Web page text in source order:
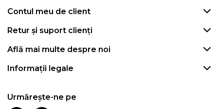
Contul meu de client
Retur și suport clienți
Află mai multe despre noi
Informații legale
Urmărește-ne pe